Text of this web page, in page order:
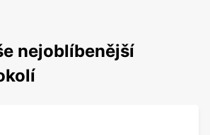
nejoblíbenější